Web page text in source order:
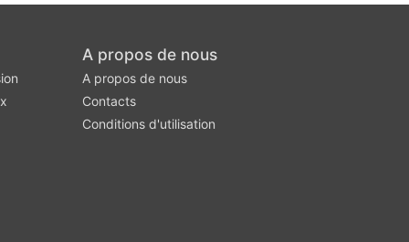
A propos de nous
A propos de nous
Contacts
Conditions d'utilisation